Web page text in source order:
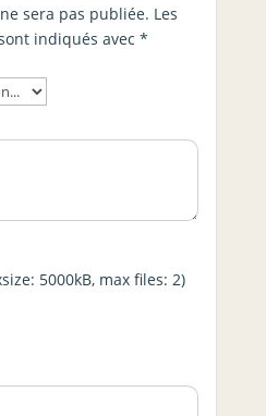
sera pas publiée. Les
indiqués avec *
5000kB, max files: 2)